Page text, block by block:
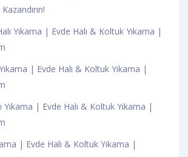
Yıkama | Evde Halı & Koltuk Yıkama |
| Evde Halı & Koltuk Yıkama |
Yıkama | Evde Halı & Koltuk Yıkama |
| Evde Halı & Koltuk Yıkama |